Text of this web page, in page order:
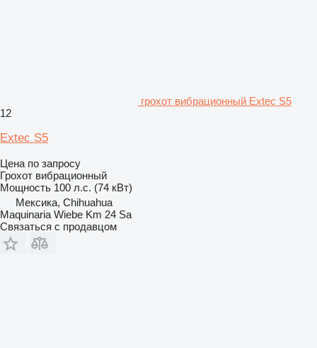
грохот вибрационный Extec S5
12
Extec S5
Цена по запросу
Грохот вибрационный
Мощность 100 л.с. (74 кВт)
Мексика, Chihuahua
Maquinaria Wiebe Km 24 Sa
Связаться с продавцом